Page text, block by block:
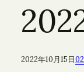
2022年10月15日